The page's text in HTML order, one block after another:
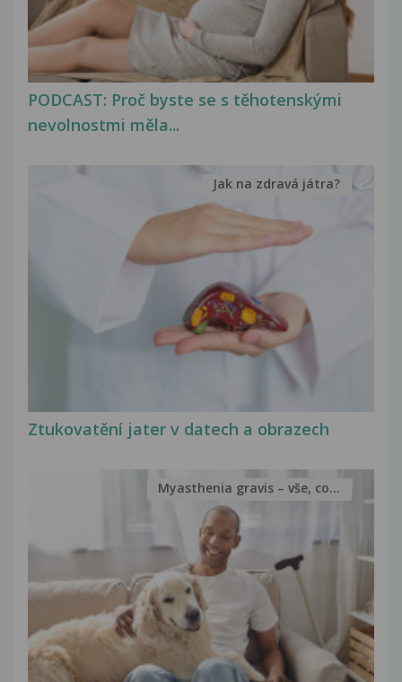
PODCAST: Proč byste se s těhotenskými
nevolnostmi měla...
Ztukovatění jater v datech a obrazech
Jak na zdravá játra?
Myasthenia gravis – vše, co...